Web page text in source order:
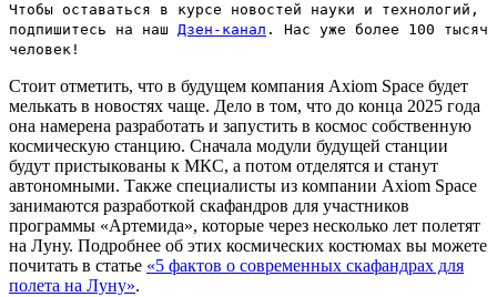
Чтобы оставаться в курсе новостей науки и технологий,
подпишитесь на наш Дзен-канал . Нас уже более 100 тысяч
человек!
Стоит отметить, что в будущем компания Axiom Space будет
мелькать в новостях чаще. Дело в том, что до конца 2025 года
она намерена разработать и запустить в космос собственную
космическую станцию. Сначала модули будущей станции
будут пристыкованы к МКС, а потом отделятся и станут
автономными. Также специалисты из компании Axiom Space
занимаются разработкой скафандров для участников
программы «Артемида», которые через несколько лет полетят
на Луну. Подробнее об этих космических костюмах вы можете
почитать в статье «5 фактов о современных скафандрах для
полета на Луну».